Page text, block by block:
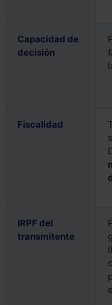
Capacidad de
decisión
Fiscalidad
IRPF del
transmitente